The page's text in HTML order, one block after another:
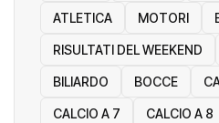
ATLETICA MOTORI
RISULTATI DEL WEEKEND
BILIARDO BOCCE
CALCIO A 7 CALCIO A 8